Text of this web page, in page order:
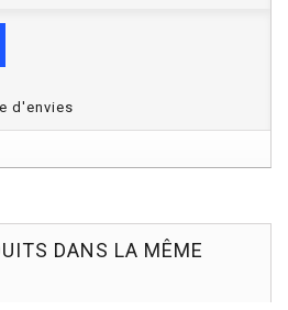
d'envies
DANS LA MÊME